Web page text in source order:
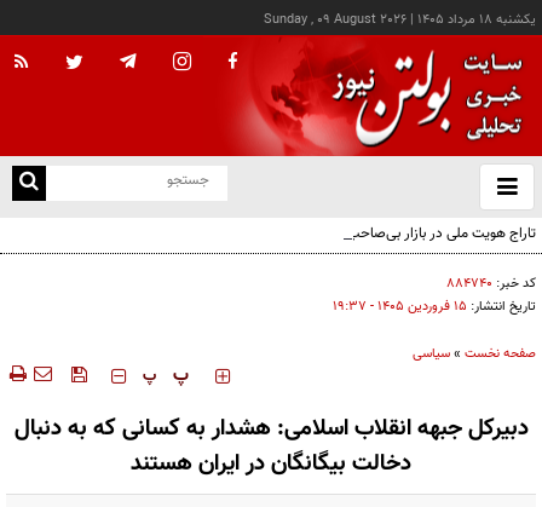
يکشنبه ۱۸ مرداد ۱۴۰۵ |
Sunday , 09 August 2026
باز
و
تاراج هویت ملی در بازار بی‌صاحب پوشاک؛ مسئولان نظارت کجا خوابیده‌اند؟ / زیر سایه جنگ،
جامعه در حال بی‌حیا شدن است
کد خبر: ۸۸۴۷۴۰
تاریخ انتشار: ۱۵ فروردين ۱۴۰۵ - ۱۹:۳۷
صفحه نخست »سیاسی
‍‍‍ پ پ
دبیرکل جبهه انقلاب اسلامی: هشدار به کسانی که به دنبال
دخالت بیگانگان در ایران هستند